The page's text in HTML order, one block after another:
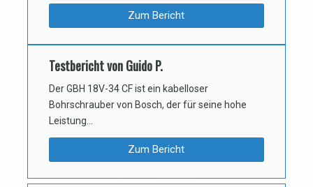
Zum Bericht
Testbericht von Guido P.
Der GBH 18V-34 CF ist ein kabelloser
Bohrschrauber von Bosch, der für seine hohe
Leistung…
Zum Bericht